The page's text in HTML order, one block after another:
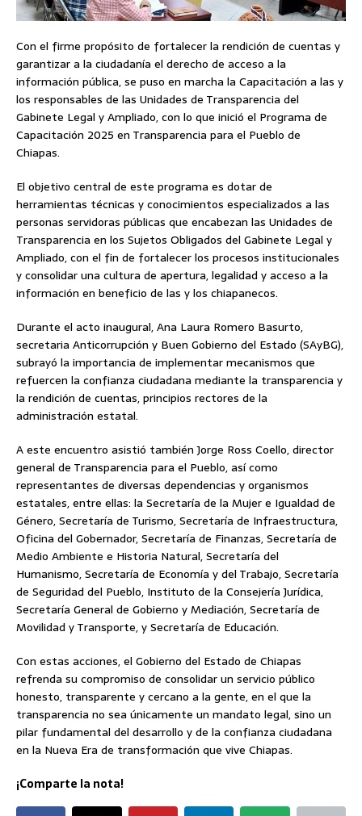
Con el firme propósito de fortalecer la rendición de cuentas y
garantizar a la ciudadanía el derecho de acceso a la
información pública, se puso en marcha la Capacitación a las y
los responsables de las Unidades de Transparencia del
Gabinete Legal y Ampliado, con lo que inició el Programa de
Capacitación 2025 en Transparencia para el Pueblo de
Chiapas.
El objetivo central de este programa es dotar de
herramientas técnicas y conocimientos especializados a las
personas servidoras públicas que encabezan las Unidades de
Transparencia en los Sujetos Obligados del Gabinete Legal y
Ampliado, con el fin de fortalecer los procesos institucionales
y consolidar una cultura de apertura, legalidad y acceso a la
información en beneficio de las y los chiapanecos.
Durante el acto inaugural, Ana Laura Romero Basurto,
secretaria Anticorrupción y Buen Gobierno del Estado (SAyBG),
subrayó la importancia de implementar mecanismos que
refuercen la confianza ciudadana mediante la transparencia y
la rendición de cuentas, principios rectores de la
administración estatal.
A este encuentro asistió también Jorge Ross Coello, director
general de Transparencia para el Pueblo, así como
representantes de diversas dependencias y organismos
estatales, entre ellas: la Secretaría de la Mujer e Igualdad de
Género, Secretaría de Turismo, Secretaría de Infraestructura,
Oficina del Gobernador, Secretaría de Finanzas, Secretaría de
Medio Ambiente e Historia Natural, Secretaría del
Humanismo, Secretaría de Economía y del Trabajo, Secretaría
de Seguridad del Pueblo, Instituto de la Consejería Jurídica,
Secretaría General de Gobierno y Mediación, Secretaría de
Movilidad y Transporte, y Secretaría de Educación.
Con estas acciones, el Gobierno del Estado de Chiapas
refrenda su compromiso de consolidar un servicio público
honesto, transparente y cercano a la gente, en el que la
transparencia no sea únicamente un mandato legal, sino un
pilar fundamental del desarrollo y de la confianza ciudadana
en la Nueva Era de transformación que vive Chiapas.
¡Comparte la nota!